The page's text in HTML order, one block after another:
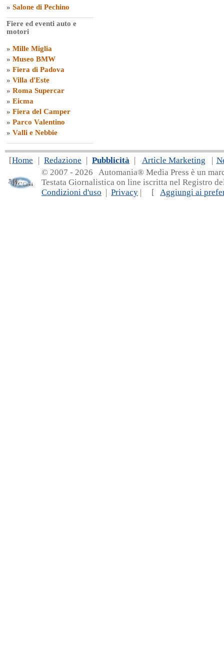
» Salone di Pechino
Fiere ed eventi auto e
motori
» Mille Miglia
» Museo BMW
» Fiera di Padova
» Villa d'Este
» Roma Supercar
» Eicma
» Fiera del Camper
» Parco Valentino
» Valli e Nebbie
[Home | Redazione | Pubblicità | Article Marketing |
© 2007 - 2026 Automania® Media Press è un
Testata Giornalistica on line iscritta nel Registro
Condizioni d'uso | Privacy | [ Aggiungi ai